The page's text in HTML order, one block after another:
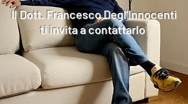
Il Dott. Francesco Degl'Innocenti
ti invita a contattarlo